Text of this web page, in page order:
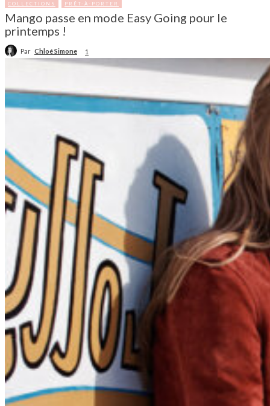
COLLECTIONS PRÊT-À-PORTER
Mango passe en mode Easy Going pour le
printemps !
Par Chloé Simone 1